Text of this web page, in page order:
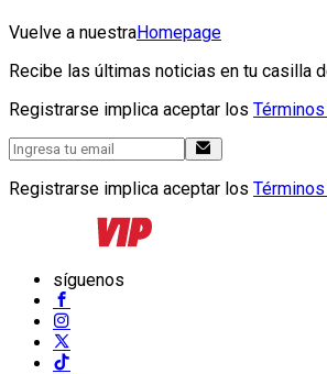
Vuelve a nuestraHomepage
Recibe las últimas noticias en tu casilla
Registrarse implica aceptar los
Registrarse implica aceptar los
síguenos